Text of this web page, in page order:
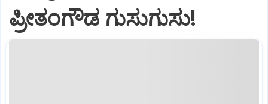
ಪ್ರೀತಂಗೌಡ ಗುಸುಗುಸು!